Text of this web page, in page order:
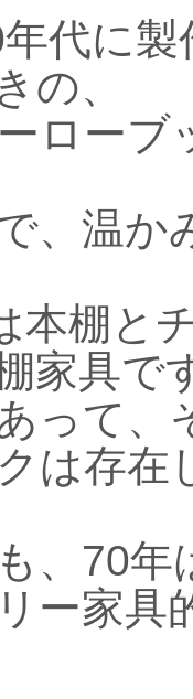
代に製
の、
ローブ
、温
本棚と
家具で
って、
は存在
、70
ー家具